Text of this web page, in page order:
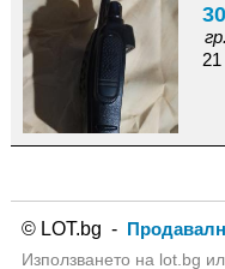
© LOT.bg -
Използването на lot.bg